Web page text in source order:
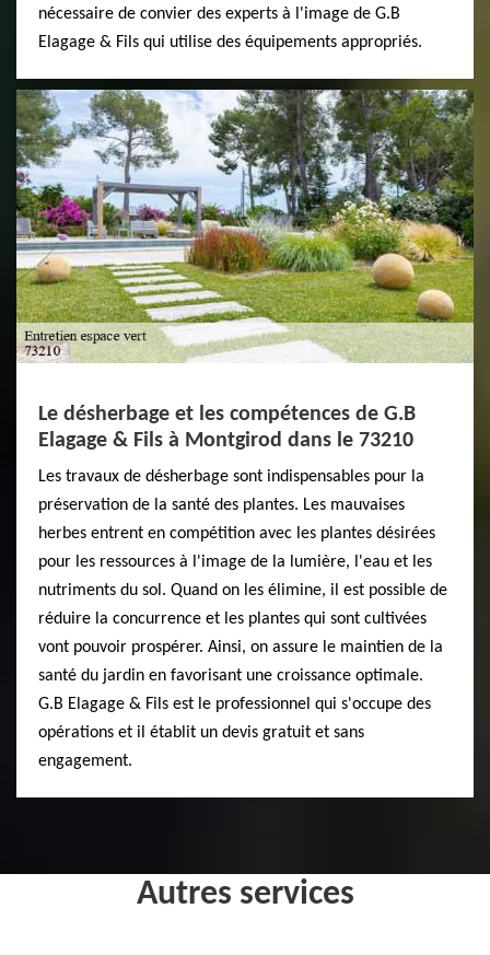
nécessaire de convier des experts à l'image de G.B
Elagage & Fils qui utilise des équipements appropriés.
Le désherbage et les compétences de G.B
Elagage & Fils à Montgirod dans le 73210
Les travaux de désherbage sont indispensables pour la
préservation de la santé des plantes. Les mauvaises
herbes entrent en compétition avec les plantes désirées
pour les ressources à l'image de la lumière, l'eau et les
nutriments du sol. Quand on les élimine, il est possible de
réduire la concurrence et les plantes qui sont cultivées
vont pouvoir prospérer. Ainsi, on assure le maintien de la
santé du jardin en favorisant une croissance optimale.
G.B Elagage & Fils est le professionnel qui s'occupe des
opérations et il établit un devis gratuit et sans
engagement.
Autres services